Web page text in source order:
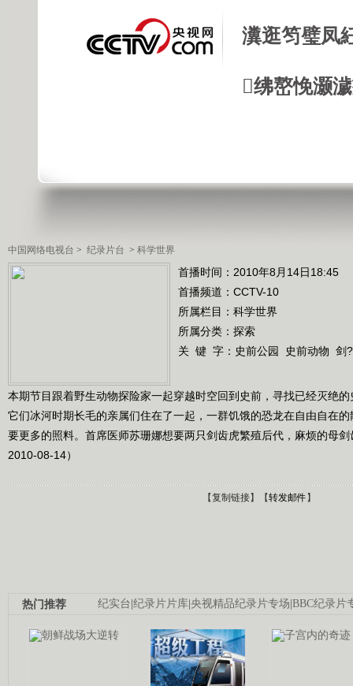
瀵逛笉璧凤
绋嶅悗灏
中国网络电视台 > 纪录片台 > 科学世界
首播时间：2010年8月14日18:45
首播频道： CCTV-10
所属栏目： 科学世界
所属分类：探索
关 键 字： 史前公园 史前动物 剑
本期节目跟着野生动物探险家一起穿越时空回到史前，寻找已经灭绝
它们冰河时期长毛的亲属们住在了一起，一群饥饿的恐龙在自由自在
要更多的照料。首席医师苏珊娜想要两只剑齿虎繁殖后代，麻烦的母
2010-08-14）
【复制链接】【转发邮件】
纪实台|纪录片片库|央视精品纪录片专场|BBC纪录片
热门推荐